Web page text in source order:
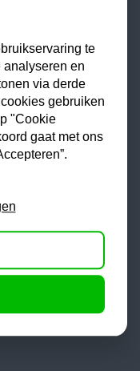
te
analyseren en
via derde
gebruiken
"Cookie
gaat met ons